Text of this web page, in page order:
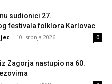
sudionici 27.
festivala folklora Karlovac
- 10. srpnja 2026. 0
Zagorja nastupio na 60.